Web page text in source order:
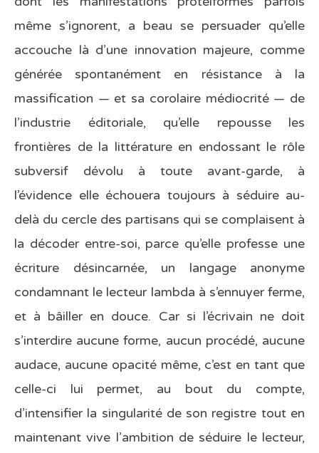
même s’ignorent, a beau se persuader qu’elle
accouche là d’une innovation majeure, comme
générée spontanément en résistance à la
massification — et sa corolaire médiocrité — de
l’industrie éditoriale, qu’elle repousse les
frontières de la littérature en endossant le rôle
subversif dévolu à toute avant-garde, à
l’évidence elle échouera toujours à séduire au-
delà du cercle des partisans qui se complaisent à
la décoder entre-soi, parce qu’elle professe une
écriture désincarnée, un langage anonyme
condamnant le lecteur lambda à s’ennuyer ferme,
et à bâiller en douce. Car si l’écrivain ne doit
s’interdire aucune forme, aucun procédé, aucune
audace, aucune opacité même, c’est en tant que
celle-ci lui permet, au bout du compte,
d’intensifier la singularité de son registre tout en
maintenant vive l’ambition de séduire le lecteur,